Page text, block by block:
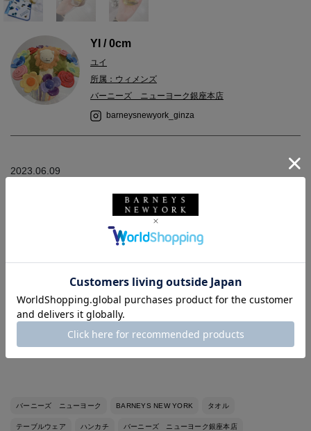
YI / 0cm
ユイ
所属：ウィメンズ
バーニーズ ニューヨーク銀座本店
barneysnewyork_ginza
2023.06.09
父の日ギフトにおすすめのアイテムをご紹介します！
ヒゲや帽子モチーフの＜バーニーズ ニューヨーク＞オリジナル
ハンカチは、遊び心あるポップなデザインで父の日にピッタリ◎
代々木上原に本店を構える、こだわりのナッツが美味しい＜ヌー
クスフーズ＞は期間限定でPOP UPを開催中です！
バーニーズ ニューヨーク銀座本店3階にて6/18(日)までお取扱い
しております。
バーニーズ ニューヨーク BARNEYS NEW YORK タオル
テーブルウェア ハンカチ バーニーズ ニューヨーク銀座本店